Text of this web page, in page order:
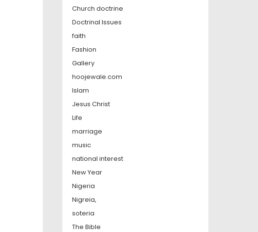
Church doctrine
Doctrinal Issues
faith
Fashion
Gallery
hoojewale.com
Islam
Jesus Christ
Life
marriage
music
national interest
New Year
Nigeria
Nigreia,
soteria
The Bible